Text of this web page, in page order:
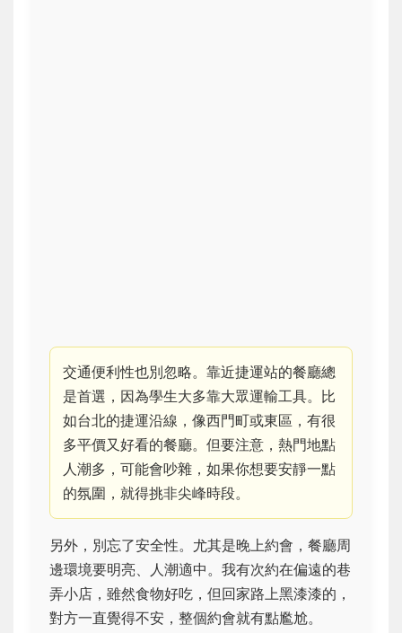
交通便利性也別忽略。靠近捷運站的餐廳總
是首選，因為學生大多靠大眾運輸工具。比
如台北的捷運沿線，像西門町或東區，有很
多平價又好看的餐廳。但要注意，熱門地點
人潮多，可能會吵雜，如果你想要安靜一點
的氛圍，就得挑非尖峰時段。
另外，別忘了安全性。尤其是晚上約會，餐廳周
邊環境要明亮、人潮適中。我有次約在偏遠的巷
弄小店，雖然食物好吃，但回家路上黑漆漆的，
對方一直覺得不安，整個約會就有點尷尬。